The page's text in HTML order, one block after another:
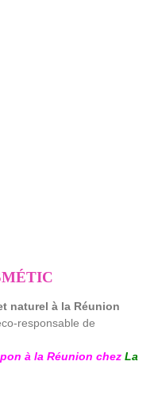
naturel à la Réunion
responsable de
à la Réunion chez La